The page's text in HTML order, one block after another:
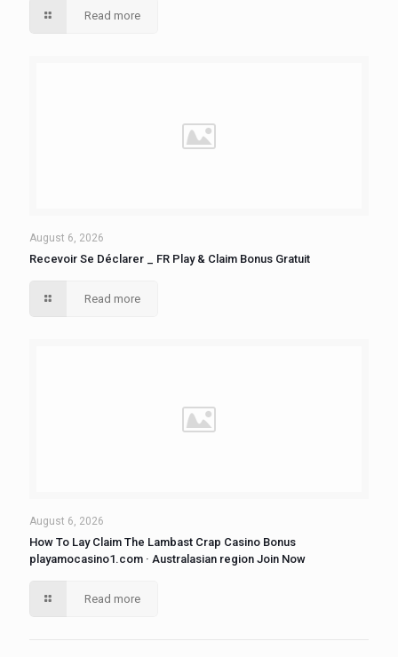
Read more
August 6, 2026
Recevoir Se Déclarer _ FR Play & Claim Bonus Gratuit
Read more
August 6, 2026
How To Lay Claim The Lambast Crap Casino Bonus
playamocasino1.com · Australasian region Join Now
Read more